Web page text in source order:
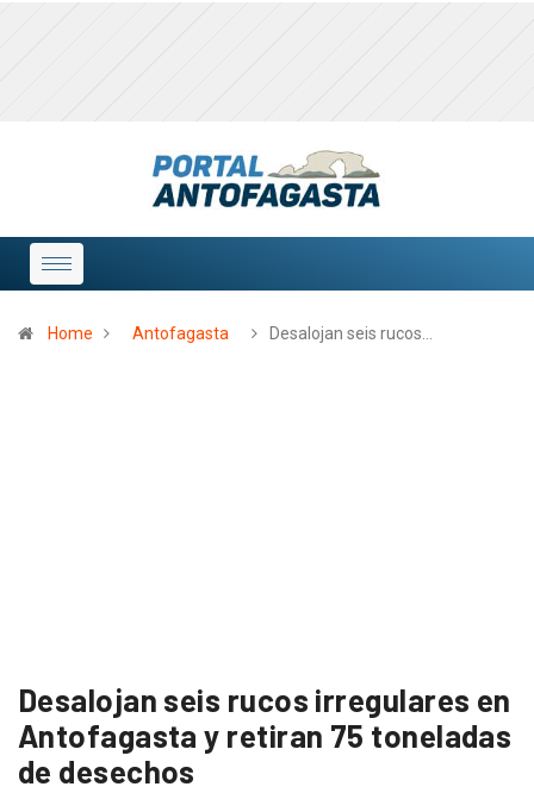
Home Antofagasta Desalojan seis rucos…
Desalojan seis rucos irregulares en
Antofagasta y retiran 75 toneladas
de desechos